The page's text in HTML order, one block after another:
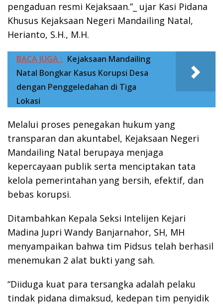
pengaduan resmi Kejaksaan.”_ ujar Kasi Pidana
Khusus Kejaksaan Negeri Mandailing Natal,
Herianto, S.H., M.H.
BACA JUGA : Kejaksaan Mandailing
Natal Bongkar Kasus Korupsi Desa
dengan Penggeledahan di Tiga
Lokasi
Melalui proses penegakan hukum yang
transparan dan akuntabel, Kejaksaan Negeri
Mandailing Natal berupaya menjaga
kepercayaan publik serta menciptakan tata
kelola pemerintahan yang bersih, efektif, dan
bebas korupsi.
Ditambahkan Kepala Seksi Intelijen Kejari
Madina Jupri Wandy Banjarnahor, SH, MH
menyampaikan bahwa tim Pidsus telah berhasil
menemukan 2 alat bukti yang sah.
“Diiduga kuat para tersangka adalah pelaku
tindak pidana dimaksud, kedepan tim penyidik